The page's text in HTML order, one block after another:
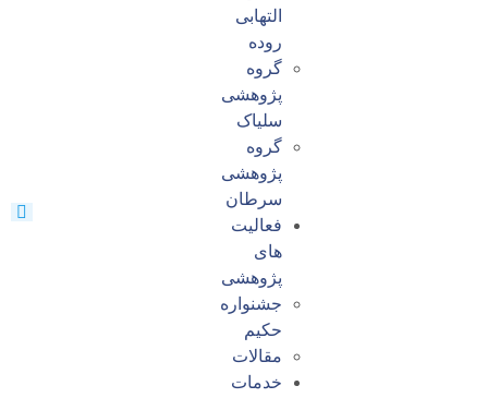
التهابی
روده
گروه
پژوهشی
سلیاک
گروه
پژوهشی
سرطان
فعالیت
های
پژوهشی
جشنواره
حکیم
مقالات
خدمات